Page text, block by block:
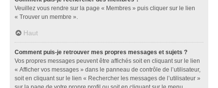
Veuillez vous rendre sur la page « Membres » puis cliquer sur le lien
« Trouver un membre ».
Haut
Comment puis-je retrouver mes propres messages et sujets ?
Vos propres messages peuvent être affichés soit en cliquant sur le lien
« Afficher vos messages » dans le panneau de contrôle de l’utilisateur,
soit en cliquant sur le lien « Rechercher les messages de l’utilisateur »